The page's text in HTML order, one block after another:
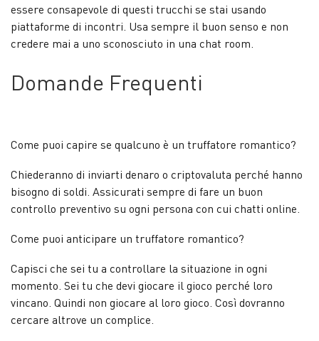
essere consapevole di questi trucchi se stai usando
piattaforme di incontri. Usa sempre il buon senso e non
credere mai a uno sconosciuto in una chat room.
Domande Frequenti
Come puoi capire se qualcuno è un truffatore romantico?
Chiederanno di inviarti denaro o criptovaluta perché hanno
bisogno di soldi. Assicurati sempre di fare un buon
controllo preventivo su ogni persona con cui chatti online.
Come puoi anticipare un truffatore romantico?
Capisci che sei tu a controllare la situazione in ogni
momento. Sei tu che devi giocare il gioco perché loro
vincano. Quindi non giocare al loro gioco. Così dovranno
cercare altrove un complice.